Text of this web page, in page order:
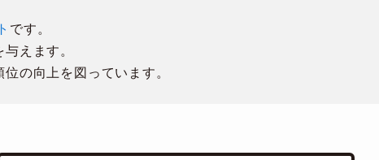
です。
えます。
の向上を図っています。